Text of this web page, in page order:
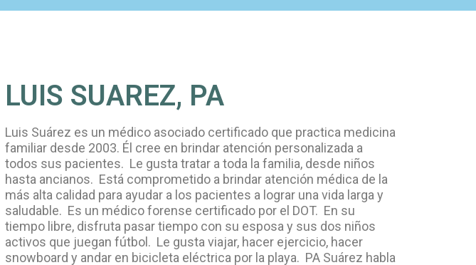
LUIS SUAREZ, PA
Luis Suárez es un médico asociado certificado que practica medicina
familiar desde 2003. Él cree en brindar atención personalizada a
todos sus pacientes. Le gusta tratar a toda la familia, desde niños
hasta ancianos. Está comprometido a brindar atención médica de la
más alta calidad para ayudar a los pacientes a lograr una vida larga y
saludable. Es un médico forense certificado por el DOT. En su
tiempo libre, disfruta pasar tiempo con su esposa y sus dos niños
activos que juegan fútbol. Le gusta viajar, hacer ejercicio, hacer
snowboard y andar en bicicleta eléctrica por la playa. PA Suárez habla